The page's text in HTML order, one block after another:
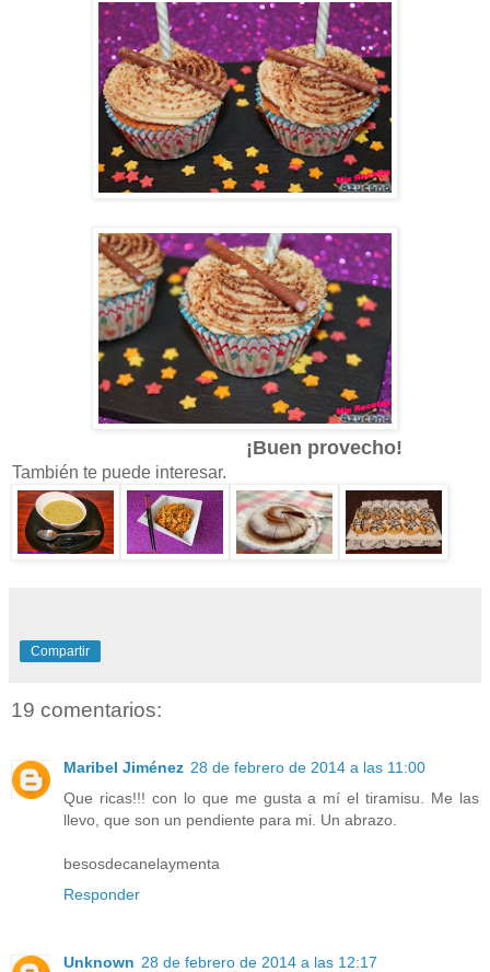
¡Buen provecho!
También te puede interesar.
Compartir
19 comentarios:
Maribel Jiménez 28 de febrero de 2014 a las 11:00
Que ricas!!! con lo que me gusta a mí el tiramisu. Me las
llevo, que son un pendiente para mi. Un abrazo.
besosdecanelaymenta
Responder
Unknown 28 de febrero de 2014 a las 12:17